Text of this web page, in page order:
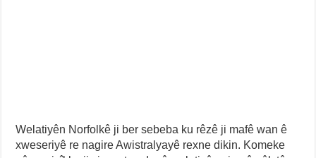
Welatiyên Norfolkê ji ber sebeba ku rêzê ji mafê wan ê
xweseriyê re nagire Awistralyayê rexne dikin. Komeke